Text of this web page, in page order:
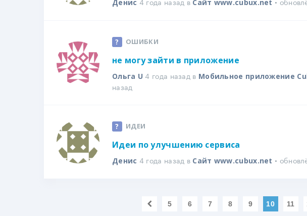
Денис Сайт www.cubux.net
ОШИБКИ
не могу зайти в приложение
Ольга U 4 года назад в Мобильное приложение
назад
ИДЕИ
Идеи по улучшению сервиса
Денис 4 года назад в Сайт www.cubux.net •
5 6 7 8 9 10 11